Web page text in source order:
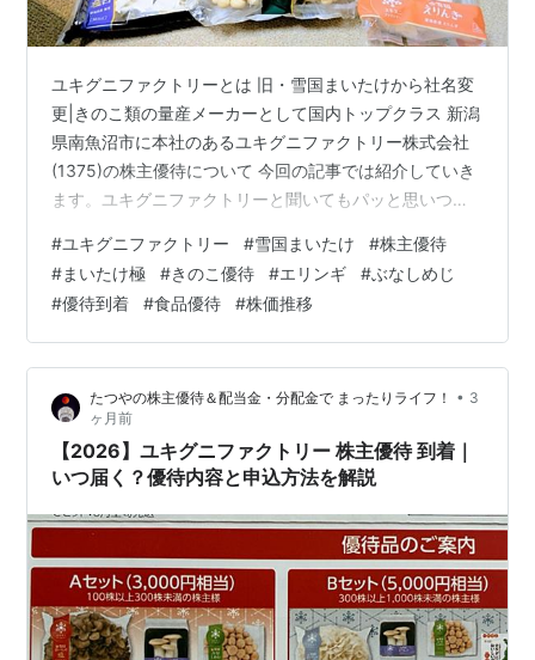
ユキグニファクトリーとは 旧・雪国まいたけから社名変
更|きのこ類の量産メーカーとして国内トップクラス 新潟
県南魚沼市に本社のあるユキグニファクトリー株式会社
(1375)の株主優待について 今回の記事では紹介していき
ます。ユキグニファクトリーと聞いてもパッと思いつか
しょう？2025年4月1日に 株式会社雪国まいたけから 現
社名のユキグニファクトリーへと社名変更をしました。
海外企業買収でマッシュルーム事業も強化 以前の 社名か
らわかる通り まいたけを始めとした 各種きのこ類の量産
していて 最近ではオランダのマッシュルーム生産の企業
を買収して キノ…
#ユキグニファクトリー #雪国まいたけ #株主優待
#まいたけ極 #きのこ優待 #エリンギ #ぶなしめじ
#優待到着 #食品優待 #株価推移
たつやの株主優待＆配当金・分配金で まったりライフ！ • 3
ヶ月前
【2026】ユキグニファクトリー 株主優待 到着｜
いつ届く？優待内容と申込方法を解説